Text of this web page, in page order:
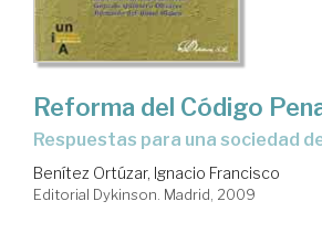
Reforma del Código
respuestas para una sociedad
Benítez Ortúzar, Ignacio Francisco
Editorial Dykinson. Madrid, 2009